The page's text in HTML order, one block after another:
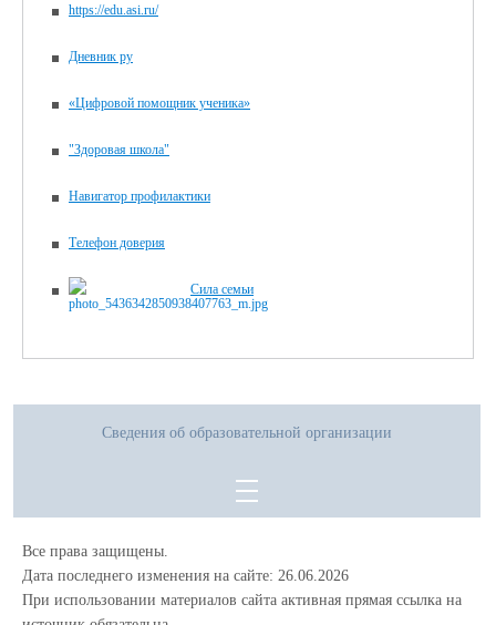
https://edu.asi.ru/
Дневник ру
«Цифровой помощник ученика»
"Здоровая школа"
Навигатор профилактики
Телефон доверия
Сила семьи
Сведения об образовательной организации
Все права защищены.
Дата последнего изменения на сайте: 26.06.2026
При использовании материалов сайта активная прямая ссылка на